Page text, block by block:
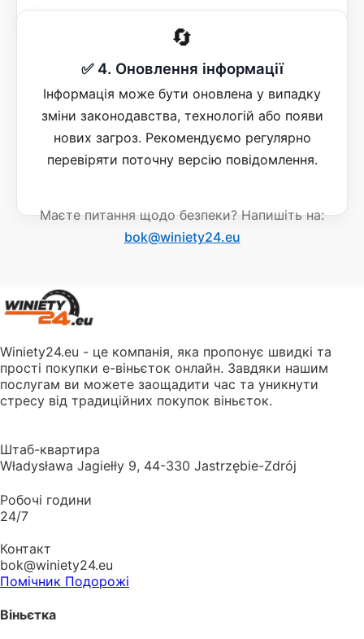
🔄
✅ 4. Оновлення інформації
Інформація може бути оновлена у випадку
зміни законодавства, технологій або появи
нових загроз. Рекомендуємо регулярно
перевіряти поточну версію повідомлення.
Маєте питання щодо безпеки? Напишіть на:
bok@winiety24.eu
Winiety24.eu - це компанія, яка пропонує швидкі та
прості покупки е-віньєток онлайн. Завдяки нашим
послугам ви можете заощадити час та уникнути
стресу від традиційних покупок віньєток.
Штаб-квартира
Władysława Jagiełły 9, 44-330 Jastrzębie-Zdrój
Робочі години
24/7
Контакт
bok@winiety24.eu
Помічник Подорожі
Віньєтка